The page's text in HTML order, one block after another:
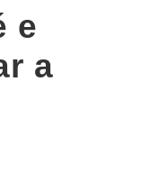
e
a